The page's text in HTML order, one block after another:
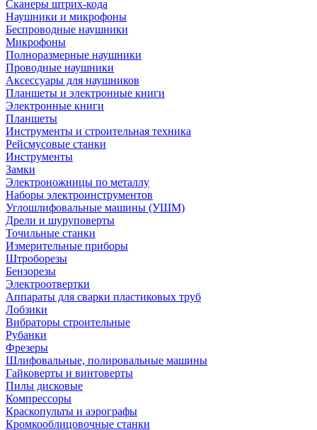
Сканеры штрих-кода
Наушники и микрофоны
Беспроводные наушники
Микрофоны
Полноразмерные наушники
Проводные наушники
Аксессуары для наушников
Планшеты и электронные книги
Электронные книги
Планшеты
Инструменты и строительная техника
Рейсмусовые станки
Инструменты
Замки
Электроножницы по металлу
Наборы электроинструментов
Углошлифовальные машины (УШМ)
Дрели и шуруповерты
Точильные станки
Измерительные приборы
Штроборезы
Бензорезы
Электроотвертки
Аппараты для сварки пластиковых труб
Лобзики
Вибраторы строительные
Рубанки
Фрезеры
Шлифовальные, полировальные машины
Гайковерты и винтоверты
Пилы дисковые
Компрессоры
Краскопульты и аэрографы
Кромкооблицовочные станки